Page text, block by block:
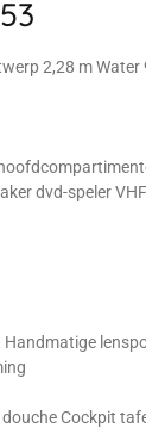
2,28 m Water
dvd-speler
Cockpit